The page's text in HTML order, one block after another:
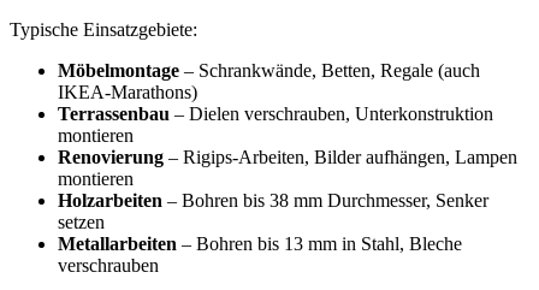
Typische Einsatzgebiete:
Möbelmontage – Schrankwände, Betten, Regale (auch
IKEA-Marathons)
Terrassenbau – Dielen verschrauben, Unterkonstruktion
montieren
Renovierung – Rigips-Arbeiten, Bilder aufhängen, Lampen
montieren
Holzarbeiten – Bohren bis 38 mm Durchmesser, Senker
setzen
Metallarbeiten – Bohren bis 13 mm in Stahl, Bleche
verschrauben